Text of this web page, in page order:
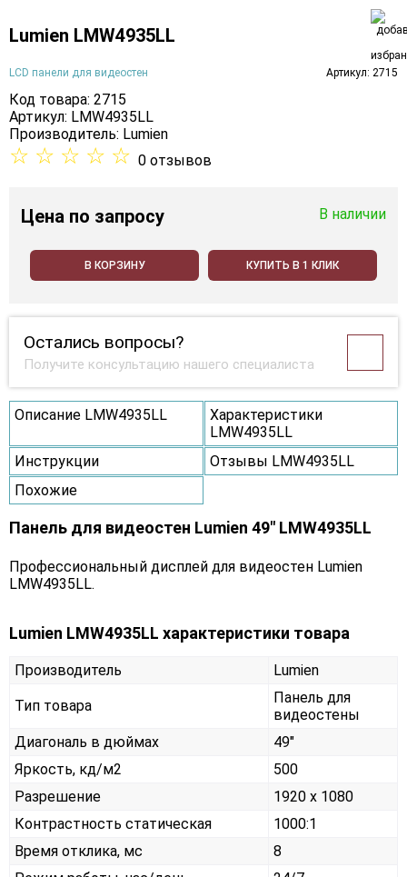
Lumien LMW4935LL
LCD панели для видеостен Артикул: 2715
Код товара: 2715
Артикул: LMW4935LL
Производитель: Lumien
☆ ☆ ☆ ☆ ☆ 0 отзывов
Цена по запросу В наличии
В КОРЗИНУ КУПИТЬ В 1 КЛИК
Остались вопросы?
Получите консультацию нашего специалиста
Описание LMW4935LL
Характеристики
LMW4935LL
Инструкции
Отзывы LMW4935LL
Похожие
Панель для видеостен Lumien 49" LMW4935LL
Профессиональный дисплей для видеостен Lumien
LMW4935LL.
Lumien LMW4935LL характеристики товара
Производитель Lumien
Тип товара
Панель для
видеостены
Диагональ в дюймах
49"
Яркость, кд/м2
500
Разрешение
1920 x 1080
Контрастность статическая
1000:1
Время отклика, мс
8